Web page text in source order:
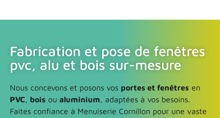
Fabrication et pose de fenêtres
pvc, alu et bois sur-mesure
Nous concevons et posons vos portes et fenêtres en
PVC, bois ou aluminium, adaptées à vos besoins.
Faites confiance à Menuiserie Cornillon pour une vaste